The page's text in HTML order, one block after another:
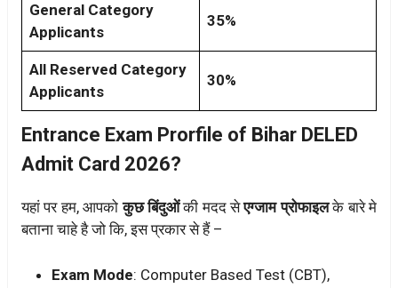
General Category
Applicants
35%
All Reserved Category
Applicants
30%
Entrance Exam Prorfile of Bihar DELED
Admit Card 2026?
यहां पर हम, आपको कुछ बिंदुओंकी मदद सेएग्जाम प्रोफाइलके बारे मे
बताना चाहे है जो कि, इस प्रकार से हैं –
Exam Mode: Computer Based Test (CBT),